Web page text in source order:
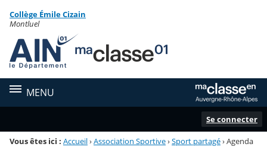
Menu de la rubrique
Contenu
Collège Émile Cizain
Montluel
MENU
Se connecter
Vous êtes ici : Accueil›Association Sportive›Sport partagé›Agenda